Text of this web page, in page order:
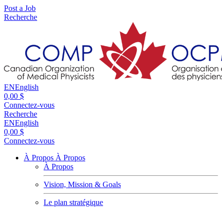
Post a Job
Recherche
ENEnglish
0,00 $
Connectez-vous
Recherche
ENEnglish
0,00 $
Connectez-vous
À Propos À Propos
À Propos
Vision, Mission & Goals
Le plan stratégique